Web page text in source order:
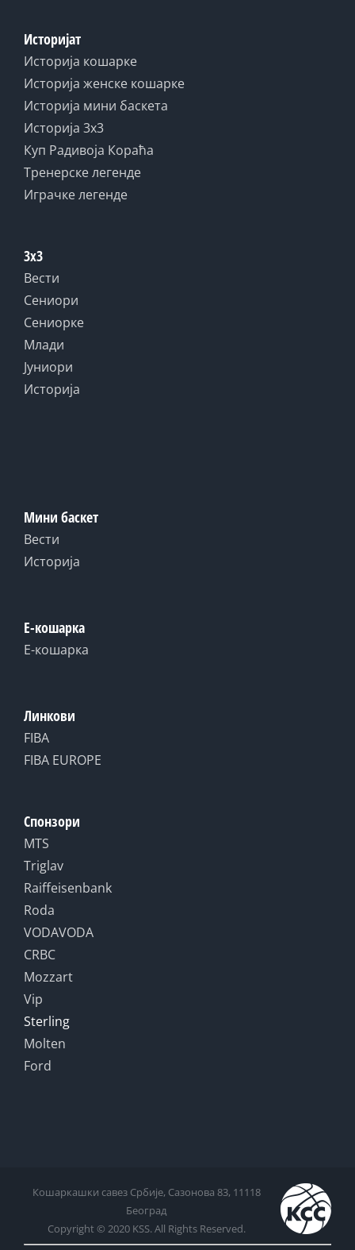
Историјат
Историја кошарке
Историја женске кошарке
Историја мини баскета
Историја 3x3
Куп Радивоја Кораћа
Тренерске легенде
Играчке легенде
3x3
Вести
Сениори
Сениорке
Млади
Јуниори
Историја
Мини баскет
Вести
Историја
Е-кошарка
Е-кошарка
Линкови
FIBA
FIBA EUROPE
Спонзори
MTS
Triglav
Raiffeisenbank
Roda
VODAVODA
CRBC
Mozzart
Vip
Sterling
Molten
Ford
Кошаркашки савез Србије, Сазонова 83, 11118
Београд
Copyright © 2020 KSS. All Rights Reserved.